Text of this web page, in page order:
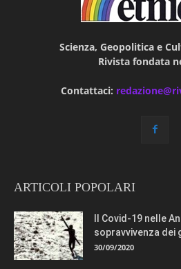
Scienza, Geopolitica e
Rivista fondata
Contattaci:
ARTICOLI POPOLARI
Il Covid-19 nelle
sopravvivenza dei
30/09/2020